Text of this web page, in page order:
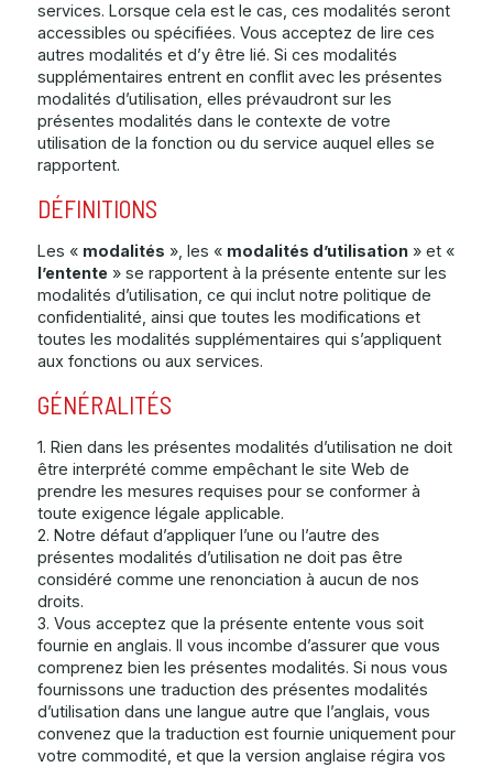
services. Lorsque cela est le cas, ces modalités seront
accessibles ou spécifiées. Vous acceptez de lire ces
autres modalités et d’y être lié. Si ces modalités
supplémentaires entrent en conflit avec les présentes
modalités d’utilisation, elles prévaudront sur les
présentes modalités dans le contexte de votre
utilisation de la fonction ou du service auquel elles se
rapportent.
DÉFINITIONS
Les « modalités », les « modalités d’utilisation» et «
l’entente » se rapportent à la présente entente sur les
modalités d’utilisation, ce qui inclut notre politique de
confidentialité, ainsi que toutes les modifications et
toutes les modalités supplémentaires qui s’appliquent
aux fonctions ou aux services.
GÉNÉRALITÉS
1. Rien dans les présentes modalités d’utilisation ne doit
être interprété comme empêchant le site Web de
prendre les mesures requises pour se conformer à
toute exigence légale applicable.
2. Notre défaut d’appliquer l’une ou l’autre des
présentes modalités d’utilisation ne doit pas être
considéré comme une renonciation à aucun de nos
droits.
3. Vous acceptez que la présente entente vous soit
fournie en anglais. Il vous incombe d’assurer que vous
comprenez bien les présentes modalités. Si nous vous
fournissons une traduction des présentes modalités
d’utilisation dans une langue autre que l’anglais, vous
convenez que la traduction est fournie uniquement pour
votre commodité, et que la version anglaise régira vos